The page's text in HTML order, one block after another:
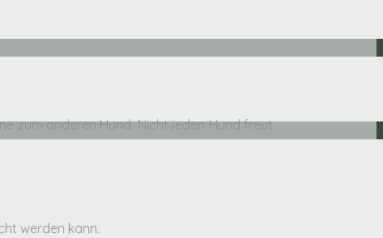
zum anderen Hund. Nicht jeden Hund freut
werden kann.